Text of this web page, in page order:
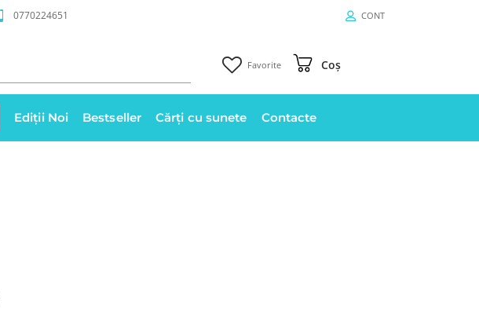
0770224651 CONT
Favorite Coș
Ediții Noi Bestseller Cărți cu sunete Contacte